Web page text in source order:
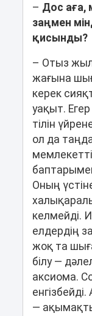
– Дос аға,
заңмен
қисынды?
– Отыз
жағына
керек
уақыт.
тілін
ол да
Оның
келмейді.
елдердің
жоқ та
білу ―
аксиома.
―